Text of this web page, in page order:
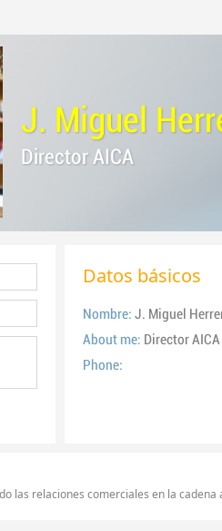
J. Miguel
Director AICA
Datos básicos
Nombre:
J. Miguel
About me: Director AICA
Phone:
las relaciones comerciales en la